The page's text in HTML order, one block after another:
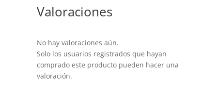
Valoraciones
No hay valoraciones aún.
Solo los usuarios registrados que hayan
comprado este producto pueden hacer una
valoración.